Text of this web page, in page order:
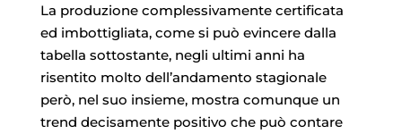
La produzione complessivamente certificata
ed imbottigliata, come si può evincere dalla
tabella sottostante, negli ultimi anni ha
risentito molto dell’andamento stagionale
però, nel suo insieme, mostra comunque un
trend decisamente positivo che può contare